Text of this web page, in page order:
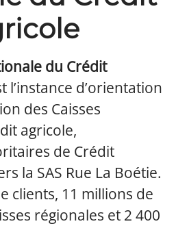
du Crédit
l’instance d’orientation
des Caisses
agricole,
de Crédit
la SAS Rue La Boétie.
clients, 11 millions de
régionales et 2 400